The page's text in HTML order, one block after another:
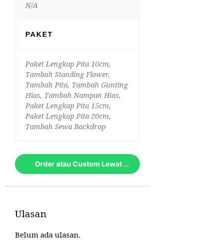
N/A
PAKET
Paket Lengkap Pita 10cm,
Tambah Standing Flower,
Tambah Pita, Tambah Gunting
Hias, Tambah Nampan Hias,
Paket Lengkap Pita 15cm,
Paket Lengkap Pita 20cm,
Tambah Sewa Backdrop
Order atau Custom Lewat Whatsapp
Ulasan
Belum ada ulasan.